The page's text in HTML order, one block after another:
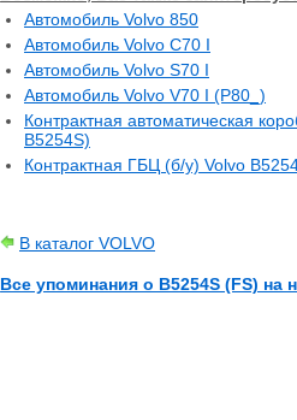
Мощность двигателя (Power), л.с / при
Степень сжатия (Compression Ratio): -;
Диаметр / ход поршня (Bore/Stroke), мм:
Порядок работы 1-2-4-5-3
Volvo 850 (Year(s) Produced) с 1995 по 1997
Volvo S70 (Year(s) Produced) с 1997 по 1999
Volvo V70 (Year(s) Produced) в 1999 году
Автомобиль Volvo 850
Автомобиль Volvo C70 I
Автомобиль Volvo S70 I
Автомобиль Volvo V70 I (P80_)
Контрактная автоматическая
B5254S)
Контрактная ГБЦ (б/у) Volvo
В каталог VOLVO
Все упоминания о B5254S (FS) на